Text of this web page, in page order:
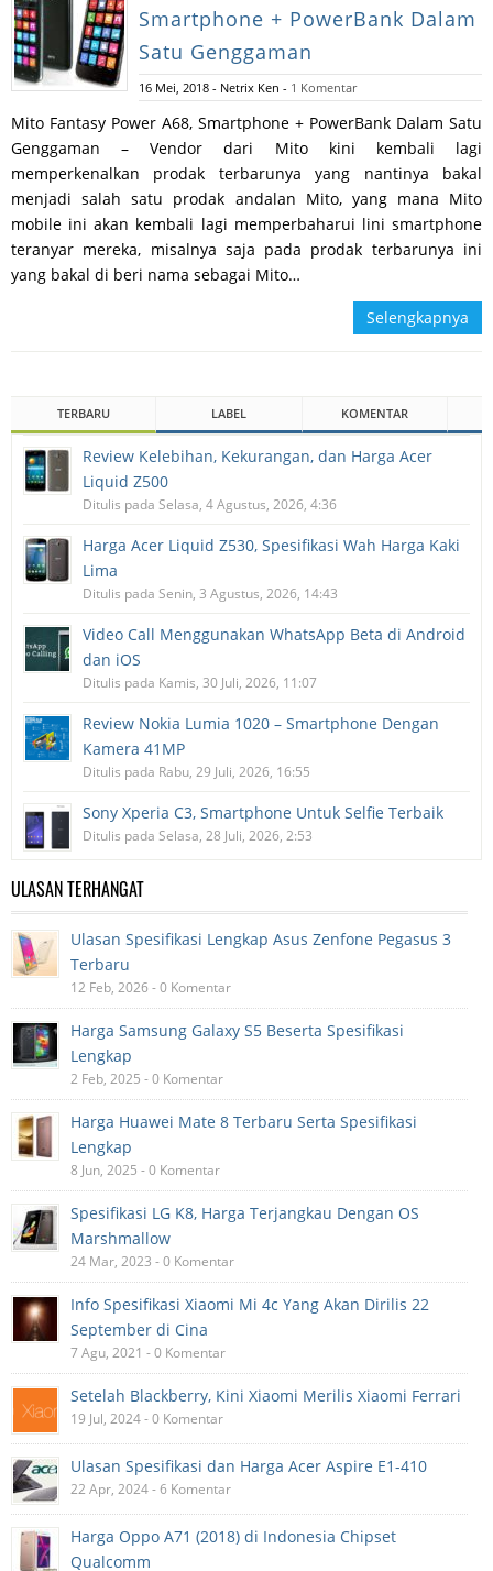
Smartphone + PowerBank Dalam
Satu Genggaman
16 Mei, 2018 - Netrix Ken - 1 Komentar
Mito Fantasy Power A68, Smartphone + PowerBank Dalam Satu
Genggaman – Vendor dari Mito kini kembali lagi
memperkenalkan prodak terbarunya yang nantinya bakal
menjadi salah satu prodak andalan Mito, yang mana Mito
mobile ini akan kembali lagi memperbaharui lini smartphone
teranyar mereka, misalnya saja pada prodak terbarunya ini
yang bakal di beri nama sebagai Mito…
Selengkapnya
TERBARU LABEL KOMENTAR
Review Kelebihan, Kekurangan, dan Harga Acer
Liquid Z500
Ditulis pada Selasa, 4 Agustus, 2026, 4:36
Harga Acer Liquid Z530, Spesifikasi Wah Harga Kaki
Lima
Ditulis pada Senin, 3 Agustus, 2026, 14:43
Video Call Menggunakan WhatsApp Beta di Android
dan iOS
Ditulis pada Kamis, 30 Juli, 2026, 11:07
Review Nokia Lumia 1020 – Smartphone Dengan
Kamera 41MP
Ditulis pada Rabu, 29 Juli, 2026, 16:55
Sony Xperia C3, Smartphone Untuk Selfie Terbaik
Ditulis pada Selasa, 28 Juli, 2026, 2:53
ULASAN TERHANGAT
Ulasan Spesifikasi Lengkap Asus Zenfone Pegasus 3
Terbaru
12 Feb, 2026 - 0 Komentar
Harga Samsung Galaxy S5 Beserta Spesifikasi
Lengkap
2 Feb, 2025 - 0 Komentar
Harga Huawei Mate 8 Terbaru Serta Spesifikasi
Lengkap
8 Jun, 2025 - 0 Komentar
Spesifikasi LG K8, Harga Terjangkau Dengan OS
Marshmallow
24 Mar, 2023 - 0 Komentar
Info Spesifikasi Xiaomi Mi 4c Yang Akan Dirilis 22
September di Cina
7 Agu, 2021 - 0 Komentar
Setelah Blackberry, Kini Xiaomi Merilis Xiaomi Ferrari
19 Jul, 2024 - 0 Komentar
Ulasan Spesifikasi dan Harga Acer Aspire E1-410
22 Apr, 2024 - 6 Komentar
Harga Oppo A71 (2018) di Indonesia Chipset
Qualcomm